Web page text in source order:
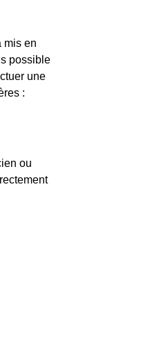
mis en
possible
une
:
ou